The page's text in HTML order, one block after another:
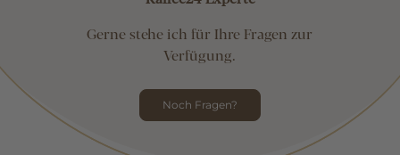
Gerne stehe ich für Ihre Fragen zur
Verfügung.
Noch Fragen?